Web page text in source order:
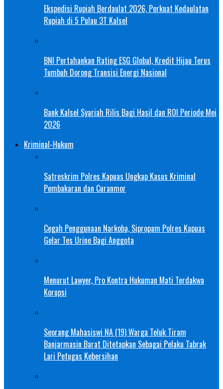
Ekspedisi Rupiah Berdaulat 2026, Perkuat Kedaulatan
Rupiah di 5 Pulau 3T Kalsel
BNI Pertahankan Rating ESG Global, Kredit Hijau Terus
Tumbuh Dorong Transisi Energi Nasional
Bank Kalsel Syariah Rilis Bagi Hasil dan ROI Periode Mei
2026
Kriminal-Hukum
Satreskrim Polres Kapuas Ungkap Kasus Kriminal
Pembakaran dan Curanmor
Cegah Penggunaan Narkoba, Sipropam Polres Kapuas
Gelar Tes Urine Bagi Anggota
Menurut Lawyer, Pro Kontra Hukuman Mati Terdakwa
Korupsi
Seorang Mahasiswi NA (19) Warga Teluk Tiram
Banjarmasin Barat Ditetapkan Sebagai Pelaku Tabrak
Lari Petugas Kebersihan